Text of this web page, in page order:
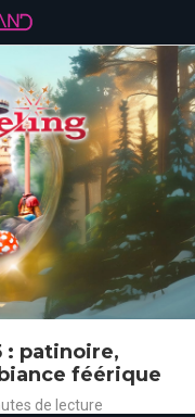
: patinoire,
féérique
de lecture